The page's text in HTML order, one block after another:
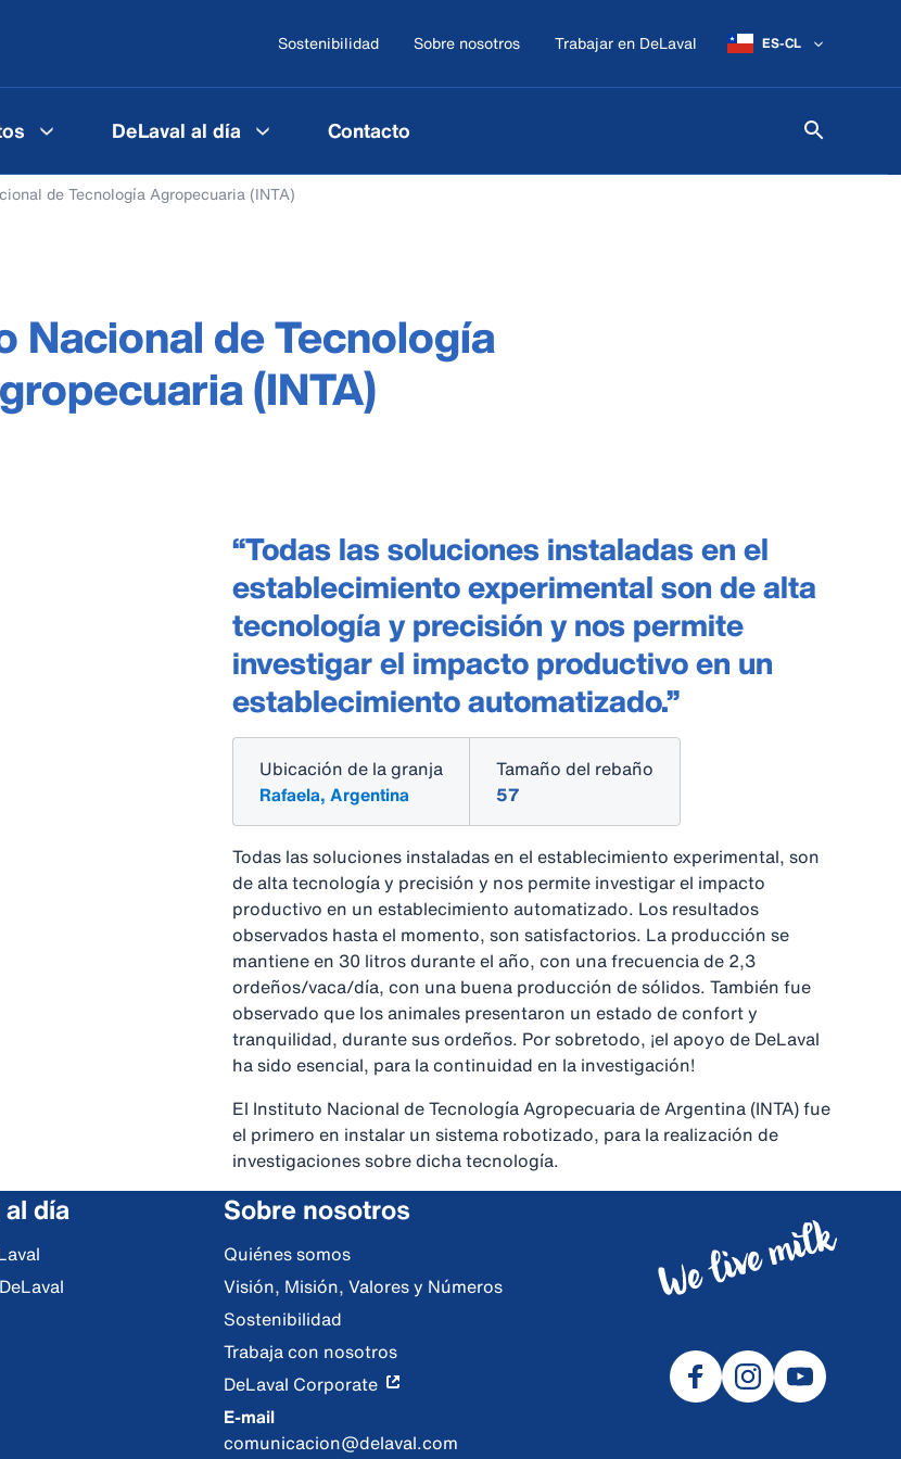
Sostenibilidad Sobre nosotros Trabajar en DeLaval ES-CL
DeLaval al día Contacto
de Tecnología Agropecuaria (INTA)
Nacional de Tecnología
(INTA)
“Todas las soluciones instaladas en el
establecimiento experimental son de alta
tecnología y precisión y nos permite
investigar el impacto productivo en un
establecimiento automatizado.”
Ubicación de la granja
Rafaela, Argentina
Tamaño del rebaño
57
Todas las soluciones instaladas en el establecimiento experimental, son
de alta tecnología y precisión y nos permite investigar el impacto
productivo en un establecimiento automatizado. Los resultados
observados hasta el momento, son satisfactorios. La producción se
mantiene en 30 litros durante el año, con una frecuencia de 2,3
ordeños/vaca/día, con una buena producción de sólidos. También fue
observado que los animales presentaron un estado de confort y
tranquilidad, durante sus ordeños. Por sobretodo, ¡el apoyo de DeLaval
ha sido esencial, para la continuidad en la investigación!
El Instituto Nacional de Tecnología Agropecuaria de Argentina (INTA) fue
el primero en instalar un sistema robotizado, para la realización de
investigaciones sobre dicha tecnología.
día Sobre nosotros
Quiénes somos
Visión, Misión, Valores y Números
Sostenibilidad
Trabaja con nosotros
DeLaval Corporate
E-mail
comunicacion@delaval.com